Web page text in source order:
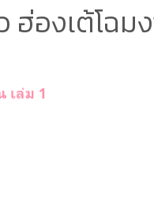
ฮ่องเต้โฉ
เล่ม 1